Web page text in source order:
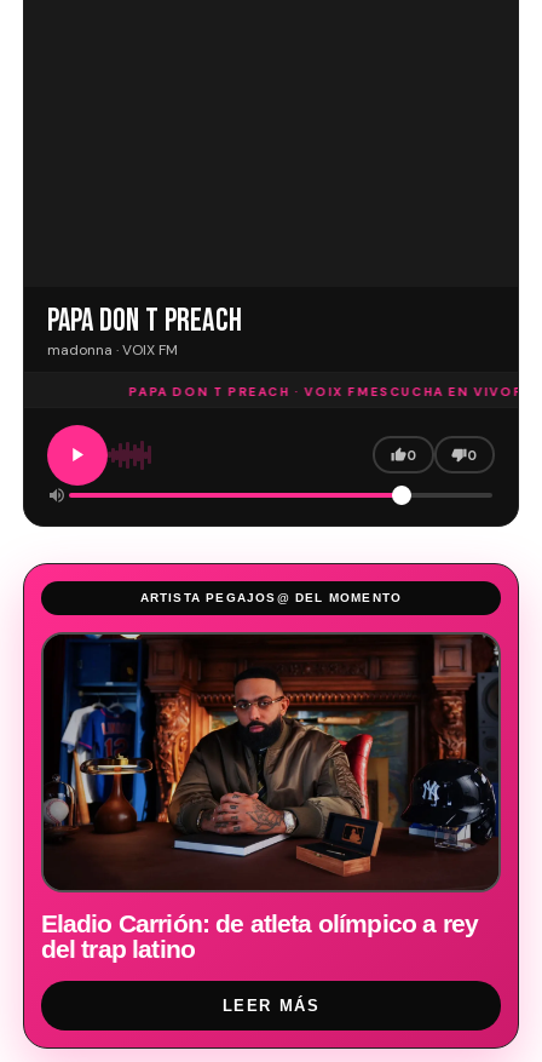
PAPA DON T PREACH
madonna · VOIX FM
PAPA DON T PREACH · VOIX FMESCUCHA EN VIVO
0 0
ARTISTA PEGAJOS@ DEL MOMENTO
Eladio Carrión: de atleta olímpico a rey
del trap latino
LEER MÁS